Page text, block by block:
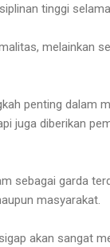
tinggi
melainkan
penting dalam
juga diberikan
sebagai garda
masyarakat.
akan sangat